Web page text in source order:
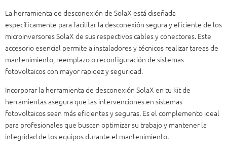
La herramienta de desconexión de SolaX está diseñada
específicamente para facilitar la desconexión segura y eficiente de los
microinversores SolaX de sus respectivos cables y conectores. Este
accesorio esencial permite a instaladores y técnicos realizar tareas de
mantenimiento, reemplazo o reconfiguración de sistemas
fotovoltaicos con mayor rapidez y seguridad.
Incorporar la herramienta de desconexión SolaX en tu kit de
herramientas asegura que las intervenciones en sistemas
fotovoltaicos sean más eficientes y seguras. Es el complemento ideal
para profesionales que buscan optimizar su trabajo y mantener la
integridad de los equipos durante el mantenimiento.